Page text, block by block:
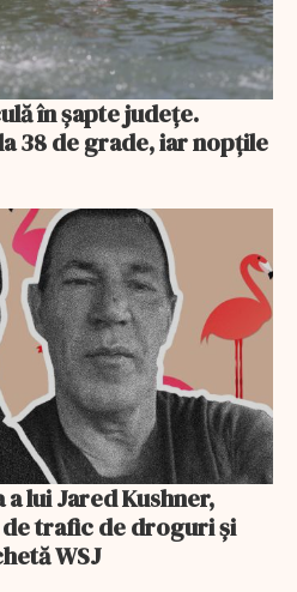
în șapte județe.
38 de grade, iar nopțile
lui Jared Kushner,
trafic de droguri și
WSJ